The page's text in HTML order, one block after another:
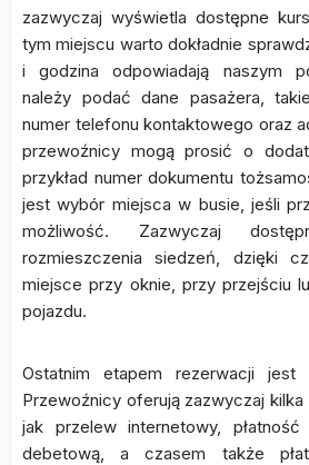
zazwyczaj wyświetla dostępne
tym miejscu warto dokładnie
i godzina odpowiadają naszym
należy podać dane pasażera,
numer telefonu kontaktowego oraz
przewoźnicy mogą prosić o
przykład numer dokumentu
jest wybór miejsca w busie, jeśli
możliwość. Zazwyczaj
rozmieszczenia siedzeń, dzięki
miejsce przy oknie, przy przejściu
pojazdu.
Ostatnim etapem rezerwacji jest
Przewoźnicy oferują zazwyczaj kilka
jak przelew internetowy,
debetową, a czasem także